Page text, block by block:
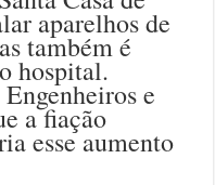
aparelhos de
também é
hospital.
e
a fiação
esse aumento